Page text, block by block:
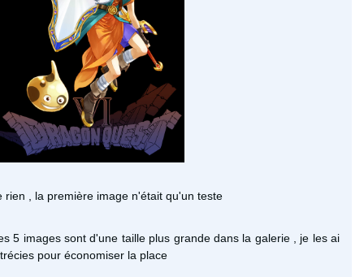
rien , la première image n'était qu'un teste
5 images sont d'une taille plus grande dans la galerie , je les ai
pour économiser la place